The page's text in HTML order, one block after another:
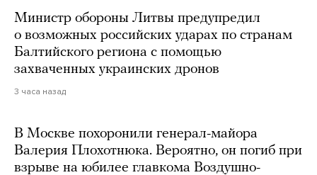
Министр обороны Литвы предупредил
о возможных российских ударах по странам
Балтийского региона с помощью
захваченных украинских дронов
3 часа назад
В Москве похоронили генерал-майора
Валерия Плохотнюка. Вероятно, он погиб при
взрыве на юбилее главкома Воздушно-